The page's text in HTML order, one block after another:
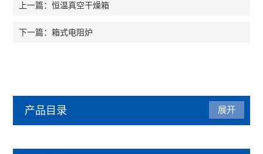
上一篇：恒温真空干燥箱
下一篇：箱式电阻炉
产品目录 展开